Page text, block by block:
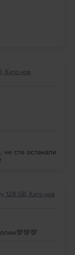
Като нов
че сте останали
128 GB, Като нов